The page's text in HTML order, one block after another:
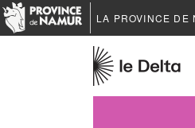
LA PROVINCE DE